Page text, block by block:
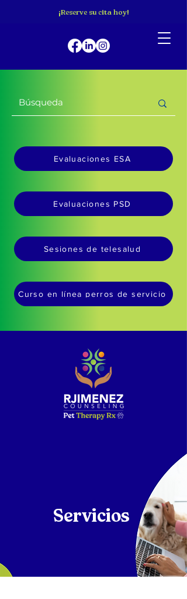
¡Reserve su cita hoy!
Evaluaciones ESA
Sesiones de telesalud
Curso en línea perros de servicio
Evaluaciones PSD
Servicios